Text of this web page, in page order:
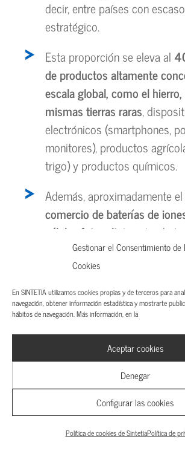
Gestionar el Consentimiento de
Cookies
En SINTETIA utilizamos cookies propias y de terceros para
navegación, obtener información estadística y mostrarte
hábitos de navegación. Más información, en la
Aceptar cookies
Denegar
Configurar las cookies
Política de cookies de SintetiaPolítica de
decir, entre países con
estratégico.
Esta proporción se eleva al
de productos altamente
escala global, como el
mismas tierras raras,
electrónicos (smartphones,
monitores), productos
trigo) y productos químicos.
Además, aproximadamente
comercio de baterías de
células fotovoltaicas
también
socios estratégicamente
reducir la dependencia de actores
sensibles no solo es
sino queimplica un coste